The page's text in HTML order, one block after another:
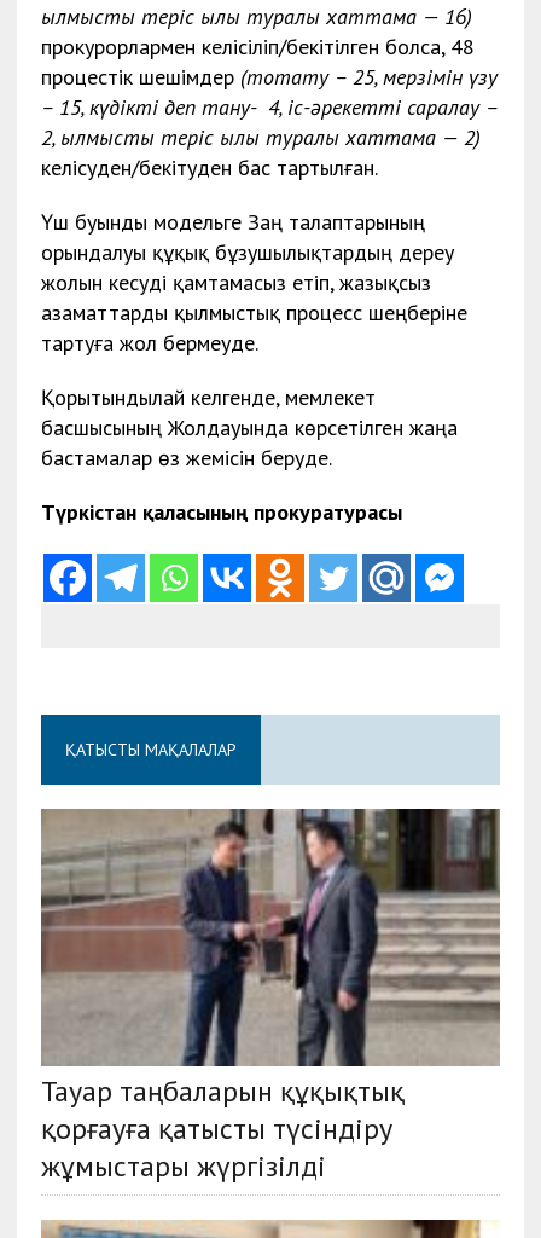
қылмыстық теріс қылық туралы хаттама — 16)
прокурорлармен келісіліп/бекітілген болса, 48
процестік шешімдер (тоқтату – 25, мерзімін үзу
– 15, күдікті деп тану- 4, іс-әрекетті саралау –
2, қылмыстық теріс қылық туралы хаттама — 2)
келісуден/бекітуден бас тартылған.
Үш буынды модельге Заң талаптарының
орындалуы құқық бұзушылықтардың дереу
жолын кесуді қамтамасыз етіп, жазықсыз
азаматтарды қылмыстық процесс шеңберіне
тартуға жол бермеуде.
Қорытындылай келгенде, мемлекет
басшысының Жолдауында көрсетілген жаңа
бастамалар өз жемісін беруде.
Түркістан қаласының прокуратурасы
ҚАТЫСТЫ МАҚАЛАЛАР
Тауар таңбаларын құқықтық
қорғауға қатысты түсіндіру
жұмыстары жүргізілді